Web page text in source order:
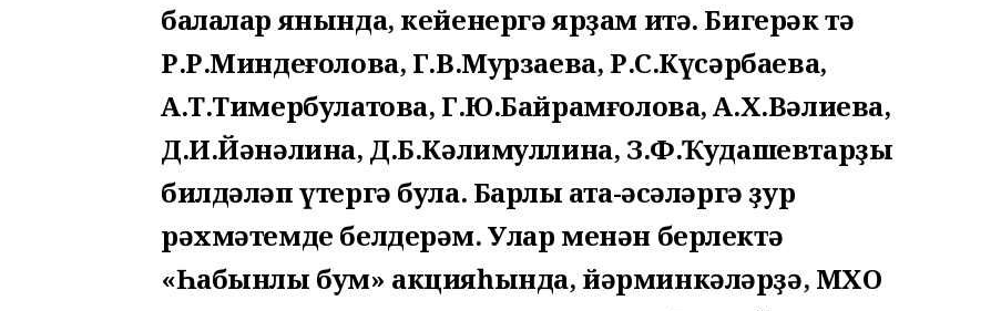
балалар янында, кейенергә ярҙам итә. Бигерәк тә
Р.Р.Миндеғолова, Г.В.Мурзаева, Р.С.Күсәрбаева,
А.Т.Тимербулатова, Г.Ю.Байрамғолова, А.Х.Вәлиева,
Д.И.Йәнәлина, Д.Б.Кәлимуллина, З.Ф.Ҡудашевтарҙы
билдәләп үтергә була. Барлыҡ ата-әсәләргә ҙур
рәхмәтемде белдерәм. Улар менән берлектә
«Һабынлы бум» акцияһында, йәрминкәләрҙә, МХО